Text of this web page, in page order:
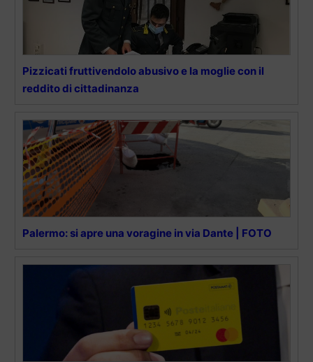
Pizzicati fruttivendolo abusivo e la moglie con il
reddito di cittadinanza
Palermo: si apre una voragine in via Dante | FOTO